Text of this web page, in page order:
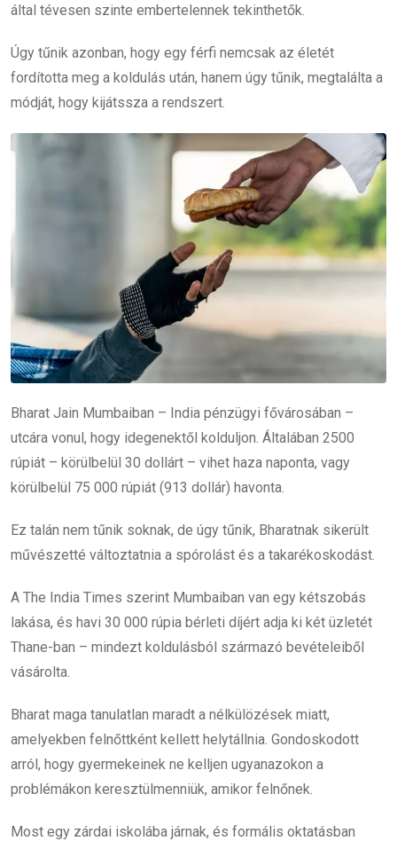
által tévesen szinte embertelennek tekinthetők.
Úgy tűnik azonban, hogy egy férfi nemcsak az életét
fordította meg a koldulás után, hanem úgy tűnik, megtalálta a
módját, hogy kijátssza a rendszert.
Bharat Jain Mumbaiban – India pénzügyi fővárosában –
utcára vonul, hogy idegenektől kolduljon. Általában 2500
rúpiát – körülbelül 30 dollárt – vihet haza naponta, vagy
körülbelül 75 000 rúpiát (913 dollár) havonta.
Ez talán nem tűnik soknak, de úgy tűnik, Bharatnak sikerült
művészetté változtatnia a spórolást és a takarékoskodást.
A The India Times szerint Mumbaiban van egy kétszobás
lakása, és havi 30 000 rúpia bérleti díjért adja ki két üzletét
Thane-ban – mindezt koldulásból származó bevételeiből
vásárolta.
Bharat maga tanulatlan maradt a nélkülözések miatt,
amelyekben felnőttként kellett helytállnia. Gondoskodott
arról, hogy gyermekeinek ne kelljen ugyanazokon a
problémákon keresztülmenniük, amikor felnőnek.
Most egy zárdai iskolába járnak, és formális oktatásban